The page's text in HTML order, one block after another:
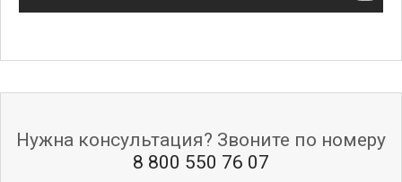
Нужна консультация? Звоните по номеру
8 800 550 76 07